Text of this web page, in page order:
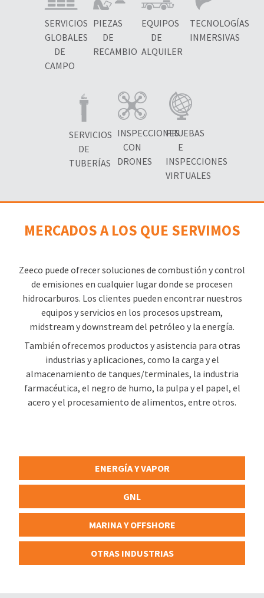
SERVICIOS
GLOBALES
DE
CAMPO
PIEZAS
DE
RECAMBIO
EQUIPOS
DE
ALQUILER
TECNOLOGÍAS
INMERSIVAS
SERVICIOS
DE
TUBERÍAS
INSPECCIONES
CON
DRONES
PRUEBAS
E
INSPECCIONES
VIRTUALES
MERCADOS A LOS QUE SERVIMOS
Zeeco puede ofrecer soluciones de combustión y control
de emisiones en cualquier lugar donde se procesen
hidrocarburos. Los clientes pueden encontrar nuestros
equipos y servicios en los procesos upstream,
midstream y downstream del petróleo y la energía.
También ofrecemos productos y asistencia para otras
industrias y aplicaciones, como la carga y el
almacenamiento de tanques/terminales, la industria
farmacéutica, el negro de humo, la pulpa y el papel, el
acero y el procesamiento de alimentos, entre otros.
ENERGÍA Y VAPOR
GNL
MARINA Y OFFSHORE
OTRAS INDUSTRIAS